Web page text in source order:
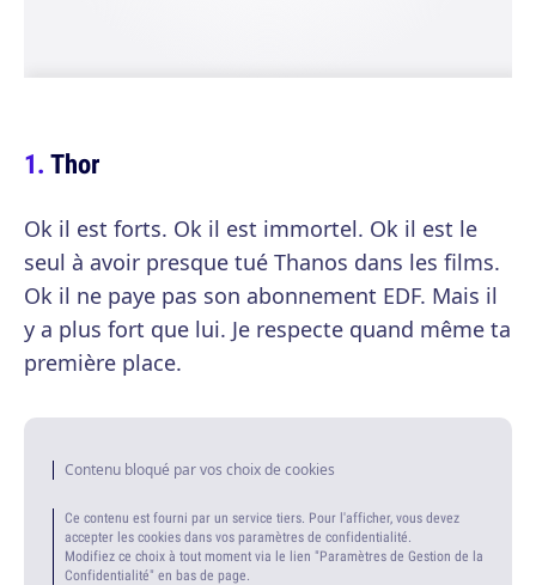
Thor
Ok il est forts. Ok il est immortel. Ok il est le
seul à avoir presque tué Thanos dans les films.
Ok il ne paye pas son abonnement EDF. Mais il
y a plus fort que lui. Je respecte quand même ta
première place.
Contenu bloqué par vos choix de cookies
Ce contenu est fourni par un service tiers. Pour l'afficher, vous devez
accepter les cookies dans vos paramètres de confidentialité.
Modifiez ce choix à tout moment via le lien "Paramètres de Gestion de la
Confidentialité" en bas de page.